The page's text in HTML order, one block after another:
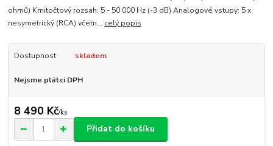
ohmů) Kmitočtový rozsah: 5 - 50 000 Hz (-3 dB) Analogové vstupy: 5 x
nesymetrický (RCA) včetn... celý popis
Dostupnost skladem
Nejsme plátci DPH
8 490 Kč/ks
Přidat do košíku